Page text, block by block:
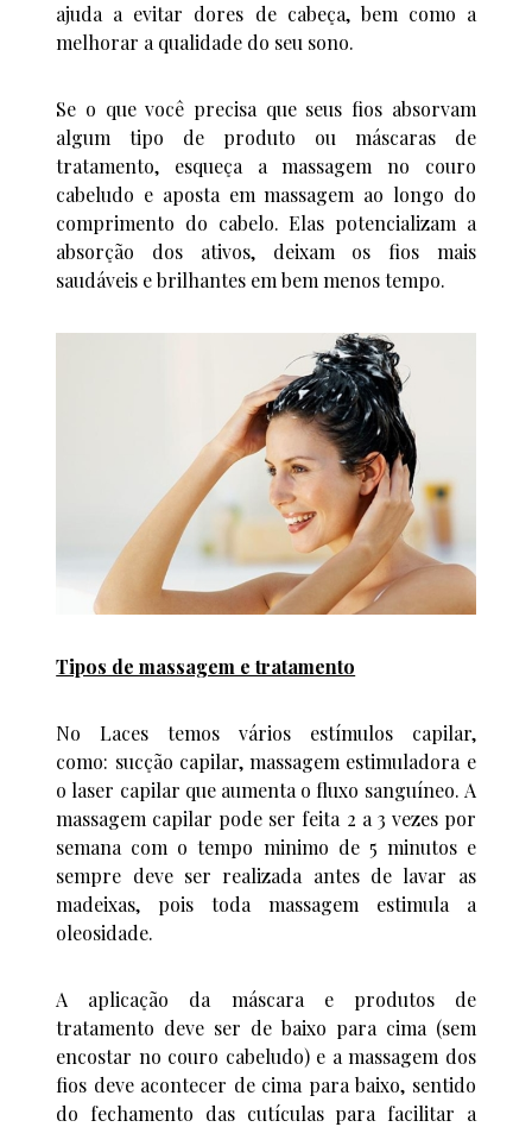
ajuda a evitar dores de cabeça, bem como a
melhorar a qualidade do seu sono.
Se o que você precisa que seus fios absorvam
algum tipo de produto ou máscaras de
tratamento, esqueça a massagem no couro
cabeludo e aposta em massagem ao longo do
comprimento do cabelo. Elas potencializam a
absorção dos ativos, deixam os fios mais
saudáveis e brilhantes em bem menos tempo.
Tipos de massagem e tratamento
No Laces temos vários estímulos capilar,
como: sucção capilar, massagem estimuladora e
o laser capilar que aumenta o fluxo sanguíneo. A
massagem capilar pode ser feita 2 a 3 vezes por
semana com o tempo minimo de 5 minutos e
sempre deve ser realizada antes de lavar as
madeixas, pois toda massagem estimula a
oleosidade.
A aplicação da máscara e produtos de
tratamento deve ser de baixo para cima (sem
encostar no couro cabeludo) e a massagem dos
fios deve acontecer de cima para baixo, sentido
do fechamento das cutículas para facilitar a